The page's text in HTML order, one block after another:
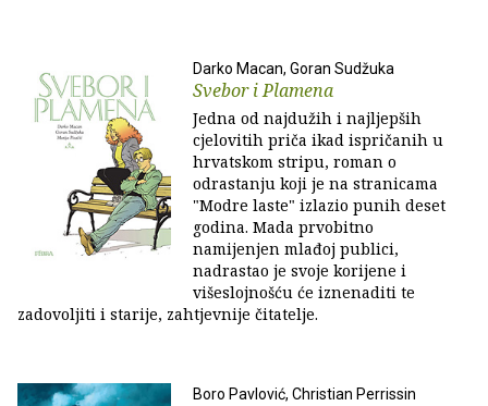
Darko Macan, Goran Sudžuka
Svebor i Plamena
Jedna od najdužih i najljepših
cjelovitih priča ikad ispričanih u
hrvatskom stripu, roman o
odrastanju koji je na stranicama
"Modre laste" izlazio punih deset
godina. Mada prvobitno
namijenjen mlađoj publici,
nadrastao je svoje korijene i
višeslojnošću će iznenaditi te
zadovoljiti i starije, zahtjevnije čitatelje.
Boro Pavlović, Christian Perrissin